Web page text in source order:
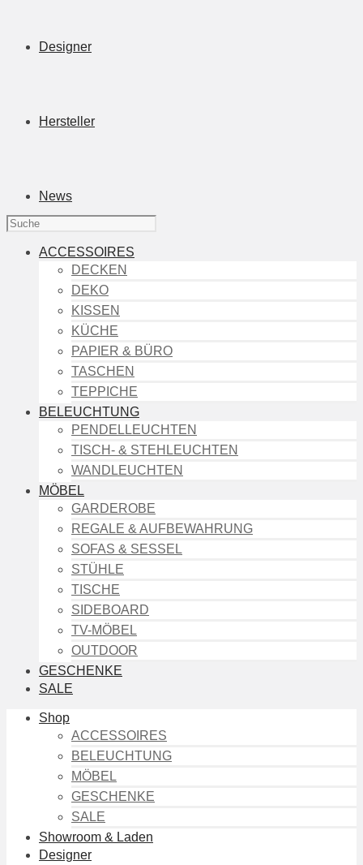
Designer
Hersteller
News
ACCESSOIRES
DECKEN
DEKO
KISSEN
KÜCHE
PAPIER & BÜRO
TASCHEN
TEPPICHE
BELEUCHTUNG
PENDELLEUCHTEN
TISCH- & STEHLEUCHTEN
WANDLEUCHTEN
MÖBEL
GARDEROBE
REGALE & AUFBEWAHRUNG
SOFAS & SESSEL
STÜHLE
TISCHE
SIDEBOARD
TV-MÖBEL
OUTDOOR
GESCHENKE
SALE
Shop
ACCESSOIRES
BELEUCHTUNG
MÖBEL
GESCHENKE
SALE
Showroom & Laden
Designer